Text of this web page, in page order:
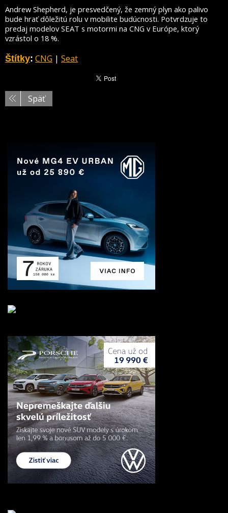
Andrew Shepherd, je presvedčený, že zemný plyn ako palivo
bude hrať dôležitú rolu v mobilite budúcnosti. Potvrdzuje to
predaj modelov SEAT s motormi na CNG v Európe, ktorý
vzrástol o 18 %.
Štítky: CNG | Seat
Späť